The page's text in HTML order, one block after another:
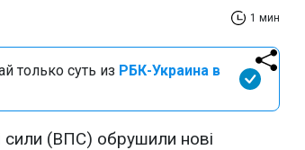
1 мин
только суть из РБК-Украина в
сили (ВПС) обрушили нові